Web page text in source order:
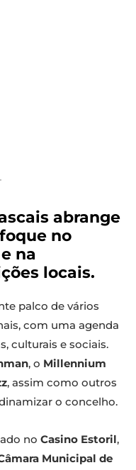
abrange
no
na
locais.
palco de vários
com uma agenda
culturais e sociais.
, o Millennium
, assim como outros
o concelho.
no Casino Estoril,
Municipal de